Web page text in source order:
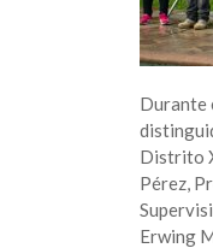
Durante
Distrito
Pérez,
Erwing